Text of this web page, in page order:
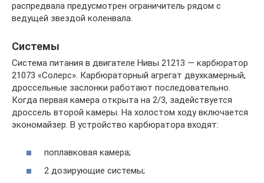
распредвала предусмотрен ограничитель рядом с
ведущей звездой коленвала.
Системы
Система питания в двигателе Нивы 21213 — карбюратор
21073 «Солерс». Карбюраторный агрегат двухкамерный,
дроссельные заслонки работают последовательно.
Когда первая камера открыта на 2/3, задействуется
дроссель второй камеры. На холостом ходу включается
экономайзер. В устройство карбюратора входят:
поплавковая камера;
2 дозирующие системы;